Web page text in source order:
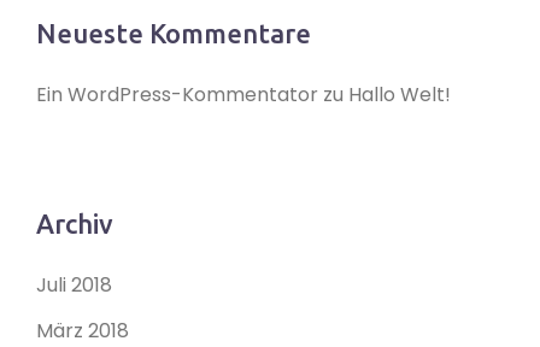
Neueste Kommentare
Ein WordPress-Kommentator zu Hallo Welt!
Archiv
Juli 2018
März 2018